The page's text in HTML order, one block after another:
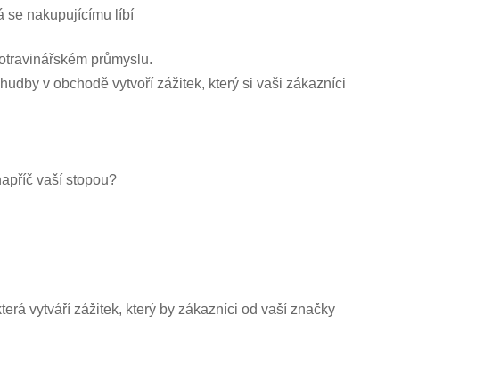
se nakupujícímu líbí
průmyslu.
v obchodě vytvoří zážitek, který si vaši zákazníci
vaší stopou?
vytváří zážitek, který by zákazníci od vaší značky